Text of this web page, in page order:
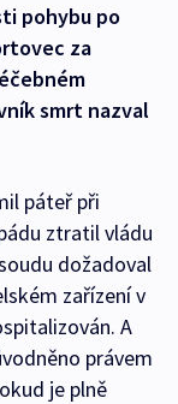
pohybu po
za
smrt nazval
páteř při
ztratil vládu
dožadoval
zařízení v
A
právem
je plně